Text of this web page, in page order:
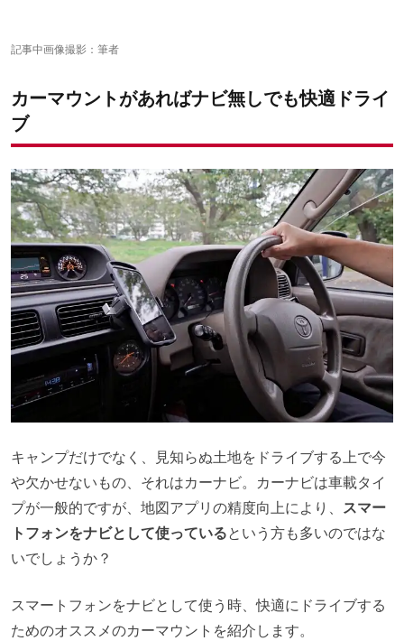
記事中画像撮影：筆者
カーマウントがあればナビ無しでも快適ドライ
ブ
キャンプだけでなく、見知らぬ土地をドライブする上で今
や欠かせないもの、それはカーナビ。カーナビは車載タイ
プが一般的ですが、地図アプリの精度向上により、 スマー
トフォンをナビとして使っているという方も多いのではな
いでしょうか？
スマートフォンをナビとして使う時、快適にドライブする
ためのオススメのカーマウントを紹介します。